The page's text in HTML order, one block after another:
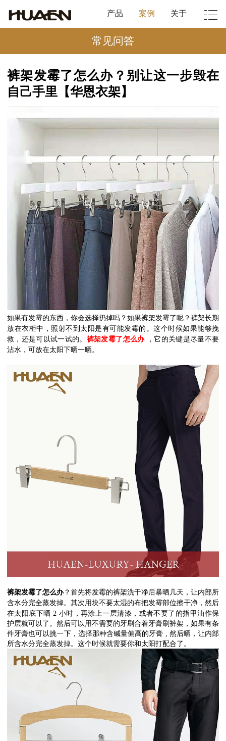
产品 案例 关于
常见问答
裤架发霉了怎么办？别让这一步毁在
自己手里【华恩衣架】
如果有发霉的东西，你会选择扔掉吗？如果裤架发霉了呢？裤架长期
放在衣柜中，照射不到太阳是有可能发霉的。这个时候如果能够挽
救，还是可以试一试的。 裤架发霉了怎么办
，它的关键是尽量不要
沾水，可放在太阳下晒一晒。
裤架发霉了怎么办？首先将发霉的裤架洗干净后暴晒几天，让内部所
含水分完全蒸发掉。其次用块不要太湿的布把发霉部位擦干净，然后
在太阳底下晒 2 小时，再涂上一层清漆，或者不要了的指甲油作保
护层就可以了。然后可以用不需要的牙刷合着牙膏刷裤架，如果有条
件牙膏也可以挑一下，选择那种含碱量偏高的牙膏 , 然后晒，让内部
所含水分完全蒸发掉。这个时候就需要你和太阳打配合了。